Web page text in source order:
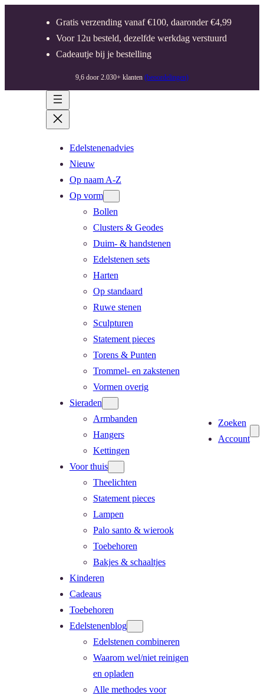
Gratis verzending vanaf €100, daaronder €4,99
Voor 12u besteld, dezelfde werkdag verstuurd
Cadeautje bij je bestelling
9,6 door 2.030+ klanten (beoordelingen)
Edelstenenadvies
Nieuw
Op naam A-Z
Op vorm
Bollen
Clusters & Geodes
Duim- & handstenen
Edelstenen sets
Harten
Op standaard
Ruwe stenen
Sculpturen
Statement pieces
Torens & Punten
Trommel- en zakstenen
Vormen overig
Sieraden
Armbanden
Hangers
Kettingen
Voor thuis
Theelichten
Statement pieces
Lampen
Palo santo & wierook
Toebehoren
Bakjes & schaaltjes
Kinderen
Cadeaus
Toebehoren
Edelstenenblog
Edelstenen combineren
Waarom wel/niet reinigen
en opladen
Alle methodes voor
Zoeken
Account